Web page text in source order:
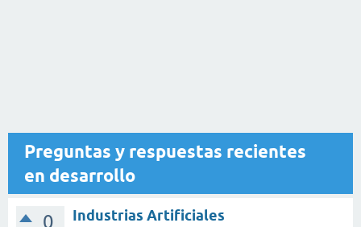
Preguntas y respuestas recientes
en desarrollo
0 Industrias Artificiales